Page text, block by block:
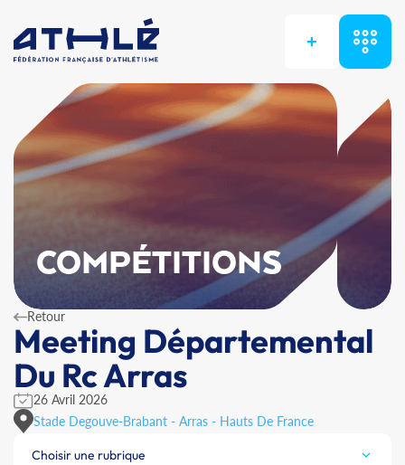
+
COMPÉTITIONS
Retour
Meeting Départemental
Du Rc Arras
26 Avril 2026
Stade Degouve-Brabant - Arras - Hauts De France
Choisir une rubrique